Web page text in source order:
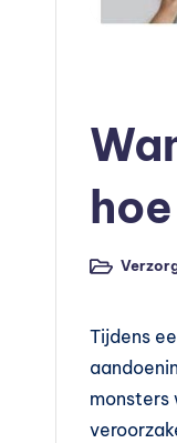
in
Geplaatst
Tijdens
monsters